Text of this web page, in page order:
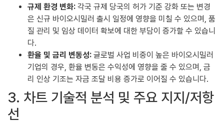
규제 환경 변화: 각국 규제 당국의 허가 기준 강화 또는 변경
은 신규 바이오시밀러 출시 일정에 영향을 미칠 수 있으며, 품
질 관리 및 임상 데이터 확보에 대한 부담이 증가할 수 있습니
다.
환율 및 금리 변동성: 글로벌 사업 비중이 높은 바이오시밀러
기업의 경우, 환율 변동은 수익성에 영향을 줄 수 있으며, 금
리 인상 기조는 자금 조달 비용 증가로 이어질 수 있습니다.
3. 차트 기술적 분석 및 주요 지지/저항
선